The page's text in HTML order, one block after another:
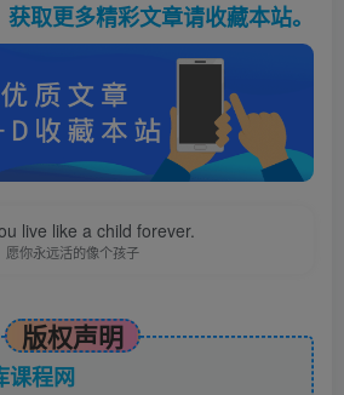
取更多精彩文章请收藏本站。
live like a child forever.
愿你永远活的像个孩子
版权声明
课程网